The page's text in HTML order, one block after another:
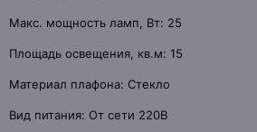
Макс. мощность ламп, Вт: 25
Площадь освещения, кв.м: 15
Материал плафона: Стекло
Вид питания: От сети 220В